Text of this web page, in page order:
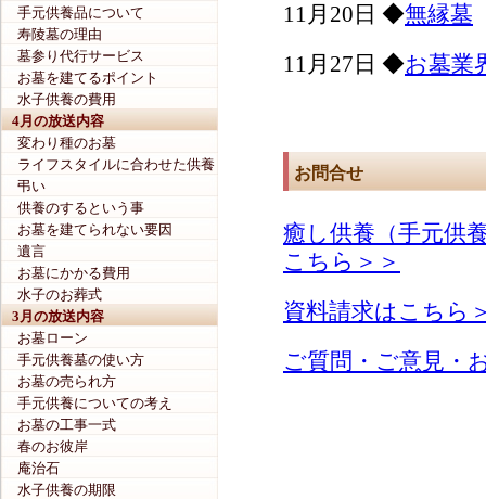
手元供養品について
寿陵墓の理由
墓参り代行サービス
お墓を建てるポイント
水子供養の費用
4月の放送内容
変わり種のお墓
ライフスタイルに合わせた供養
弔い
供養のするという事
お墓を建てられない要因
遺言
お墓にかかる費用
水子のお葬式
3月の放送内容
お墓ローン
手元供養墓の使い方
お墓の売られ方
手元供養についての考え
お墓の工事一式
春のお彼岸
庵治石
水子供養の期限
11月20日 ◆無縁墓
11月27日 ◆お墓業
お問合せ
癒し供養（手元供
こちら＞＞
資料請求はこちら
ご質問・ご意見・